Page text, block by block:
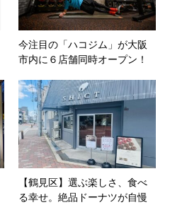
今注目の「ハコジム」が大阪
市内に６店舗同時オープン！
【鶴見区】選ぶ楽しさ、食べ
る幸せ。絶品ドーナツが自慢